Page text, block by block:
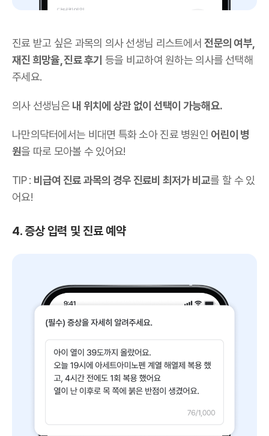
진료 받고 싶은 과목의 의사 선생님 리스트에서전문의 여부,
재진 희망율, 진료 후기 등을 비교하여 원하는 의사를 선택해
주세요.
의사 선생님은 내 위치에 상관 없이 선택이 가능해요.
나만의닥터에서는 비대면 특화 소아 진료 병원인 어린이 병
원을 따로 모아볼 수 있어요!
TIP : 비급여 진료 과목의 경우 진료비 최저가 비교를 할 수 있
어요!
4. 증상 입력 및 진료 예약